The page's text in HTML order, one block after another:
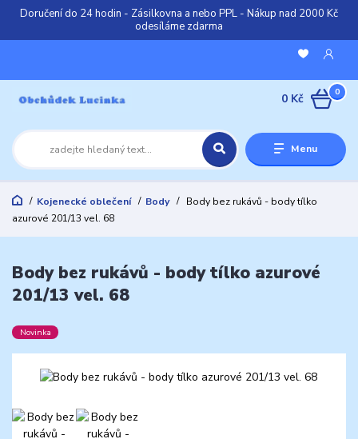
Doručení do 24 hodin - Zásilkovna a nebo PPL - Nákup nad 2000 Kč
odesíláme zdarma
Menu
0
0 Kč
Kojenecké oblečení Body
Body bez rukávů - body tílko
azurové 201/13 vel. 68
Body bez rukávů - body tílko azurové
201/13 vel. 68
Novinka